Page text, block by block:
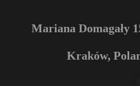
Mariana Domagały
Kraków,